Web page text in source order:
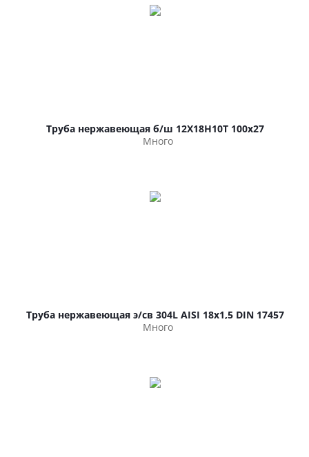
Труба нержавеющая б/ш 12Х18Н10Т 100х27
Много
Труба нержавеющая э/св 304L AISI 18х1,5 DIN 17457
Много